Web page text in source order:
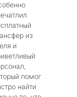
из
и
помог
найти